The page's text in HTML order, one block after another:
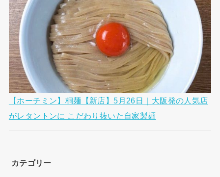
【ホーチミン】桐麺【新店】5月26日｜大阪発の人気店
がレタントンに こだわり抜いた自家製麺
カテゴリー